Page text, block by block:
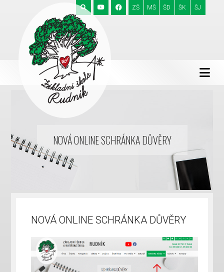
ZŠ MŠ ŠD ŠK ŠJ
NOVÁ ONLINE SCHRÁNKA DŮVĚRY
NOVÁ ONLINE SCHRÁNKA DŮVĚRY